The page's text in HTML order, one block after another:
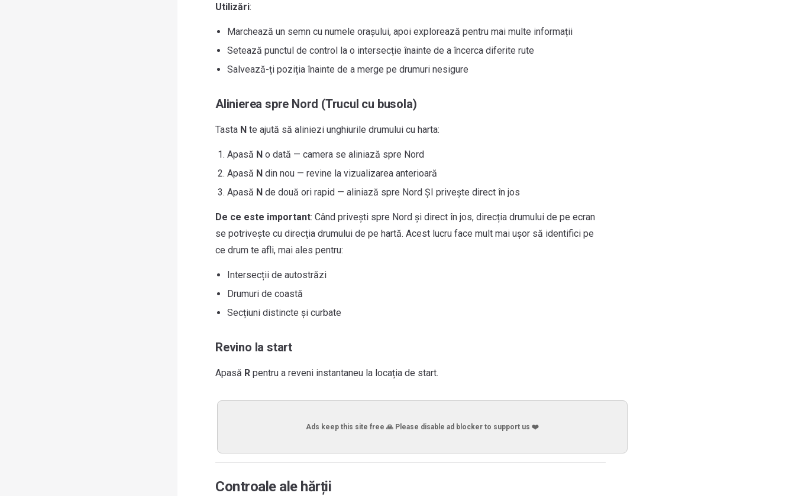
Utilizări:
Marchează un semn cu numele orașului, apoi explorează pentru mai multe informații
Setează punctul de control la o intersecție înainte de a încerca diferite rute
Salvează-ți poziția înainte de a merge pe drumuri nesigure
Alinierea spre Nord (Trucul cu busola)
Tasta N te ajută să aliniezi unghiurile drumului cu harta:
Apasă N o dată — camera se aliniază spre Nord
Apasă N din nou — revine la vizualizarea anterioară
Apasă N de două ori rapid — aliniază spre Nord ȘI privește direct în jos
De ce este important: Când privești spre Nord și direct în jos, direcția drumului de pe ecran
se potrivește cu direcția drumului de pe hartă. Acest lucru face mult mai ușor să identifici pe
ce drum te afli, mai ales pentru:
Intersecții de autostrăzi
Drumuri de coastă
Secțiuni distincte și curbate
Revino la start
Apasă R pentru a reveni instantaneu la locația de start.
Ads keep this site free 🙏 Please disable ad blocker to support us ❤️
Controale ale hărții